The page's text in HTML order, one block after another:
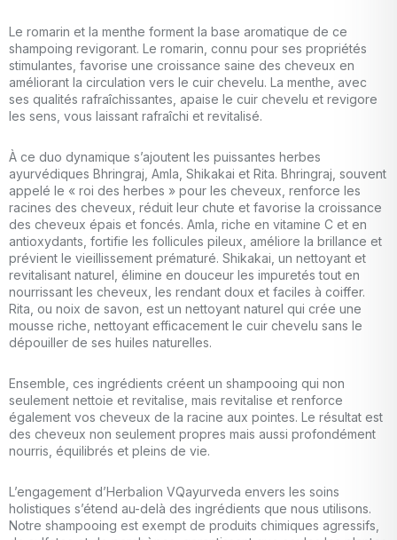
Le romarin et la menthe forment la base aromatique de ce
shampoing revigorant. Le romarin, connu pour ses propriétés
stimulantes, favorise une croissance saine des cheveux en
améliorant la circulation vers le cuir chevelu. La menthe, avec
ses qualités rafraîchissantes, apaise le cuir chevelu et revigore
les sens, vous laissant rafraîchi et revitalisé.
À ce duo dynamique s’ajoutent les puissantes herbes
ayurvédiques Bhringraj, Amla, Shikakai et Rita. Bhringraj, souvent
appelé le « roi des herbes » pour les cheveux, renforce les
racines des cheveux, réduit leur chute et favorise la croissance
des cheveux épais et foncés. Amla, riche en vitamine C et en
antioxydants, fortifie les follicules pileux, améliore la brillance et
prévient le vieillissement prématuré. Shikakai, un nettoyant et
revitalisant naturel, élimine en douceur les impuretés tout en
nourrissant les cheveux, les rendant doux et faciles à coiffer.
Rita, ou noix de savon, est un nettoyant naturel qui crée une
mousse riche, nettoyant efficacement le cuir chevelu sans le
dépouiller de ses huiles naturelles.
Ensemble, ces ingrédients créent un shampooing qui non
seulement nettoie et revitalise, mais revitalise et renforce
également vos cheveux de la racine aux pointes. Le résultat est
des cheveux non seulement propres mais aussi profondément
nourris, équilibrés et pleins de vie.
L’engagement d’Herbalion VQayurveda envers les soins
holistiques s’étend au-delà des ingrédients que nous utilisons.
Notre shampooing est exempt de produits chimiques agressifs,